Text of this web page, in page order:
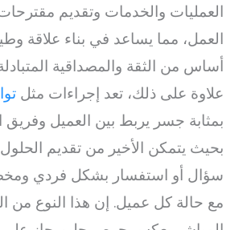
العمليات والخدمات وتقديم
العمل، مما يساعد في بناء علاقة
أساس من الثقة والمصداقية
علاوة على ذلك، تعد إجراءات مثل
بمثابة جسر يربط بين العميل وفريق
بحيث يتمكن الأخير من تقديم الحلول
سؤال أو استفسار بشكل فردي
مع حالة كل عميل. إن هذا النوع من